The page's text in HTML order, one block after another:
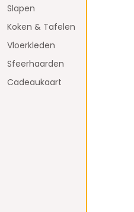
Slapen
Koken & Tafelen
Vloerkleden
Sfeerhaarden
Cadeaukaart